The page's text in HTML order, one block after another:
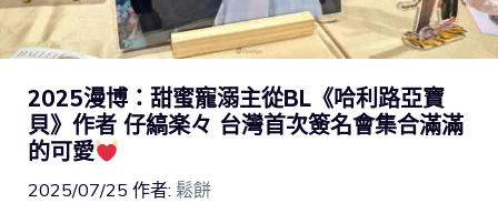
2025漫博：甜蜜寵溺主從BL《哈利路亞寶
貝》作者 仔縞楽々 台灣首次簽名會集合滿滿
的可愛
2025/07/25 作者: 鬆餅